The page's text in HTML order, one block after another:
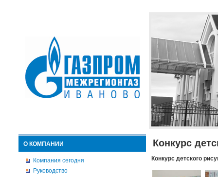
О КОМПАНИИ
Компания сегодня
Руководство
Конкурс
Конкурс детского